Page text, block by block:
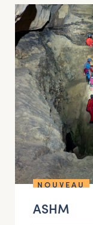
NOUVEAU
ASHM